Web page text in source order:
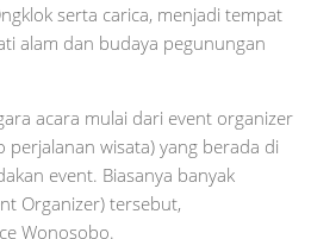
serta carica, menjadi tempat
alam dan budaya pegunungan
acara mulai dari event organizer
wisata) yang berada di
event. Biasanya banyak
Organizer) tersebut,
Wonosobo.